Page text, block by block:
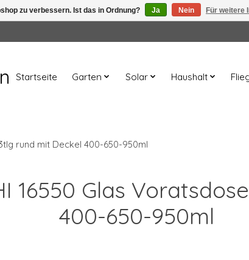
Startseite Garten Solar Haushalt
rund mit Deckel 400-650-950ml
16550 Glas
400-650-950ml
zu verbessern. Ist das in Ordnung? Ja Nein Für weitere